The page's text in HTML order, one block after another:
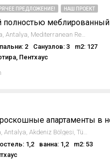
ПРЕДЛОЖЕНИЕ! НАШ ПРОЕКТ
Avsallar, Alanya, Antalya, Mediterranean Region, Turkey
2 Санузлов: 3
m2: 127
Пентхаус
Goldcity, Alanya, Antalya, Akdeniz Bölgesi, Türkiye
1,2 ванна: 1,2
m2: 53